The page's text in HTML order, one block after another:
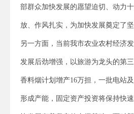
部群众加快发展的愿望迫切、动力
放、作风扎实，为加快发展奠定了
另一方面，当前我市农业农村经济
发展后劲增强，以旅游为龙头的第
香料烟计划增产16万担，一批电站
形成产能，固定资产投资将保持快